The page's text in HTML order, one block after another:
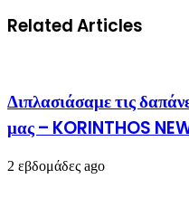
Related Articles
Διπλασιάσαμε τις
μας – KORINTHOS
2 εβδομάδες ago